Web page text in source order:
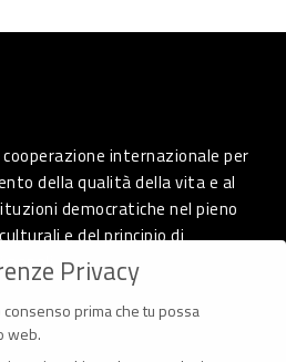
internazionale per
della qualità della vita e al
democratiche nel pieno
e del principio di
Privacy
prima che tu possa
web.